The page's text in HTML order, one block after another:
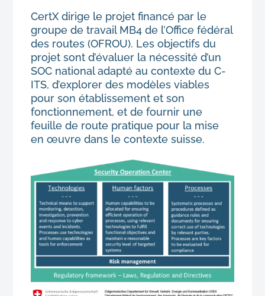
CertX dirige le projet financé par le
groupe de travail MB4 de l’Office fédéral
des routes (OFROU). Les objectifs du
projet sont d’évaluer la nécessité d’un
SOC national adapté au contexte du C-
ITS, d’explorer des modèles viables
pour son établissement et son
fonctionnement, et de fournir une
feuille de route pratique pour la mise
en œuvre dans le contexte suisse.